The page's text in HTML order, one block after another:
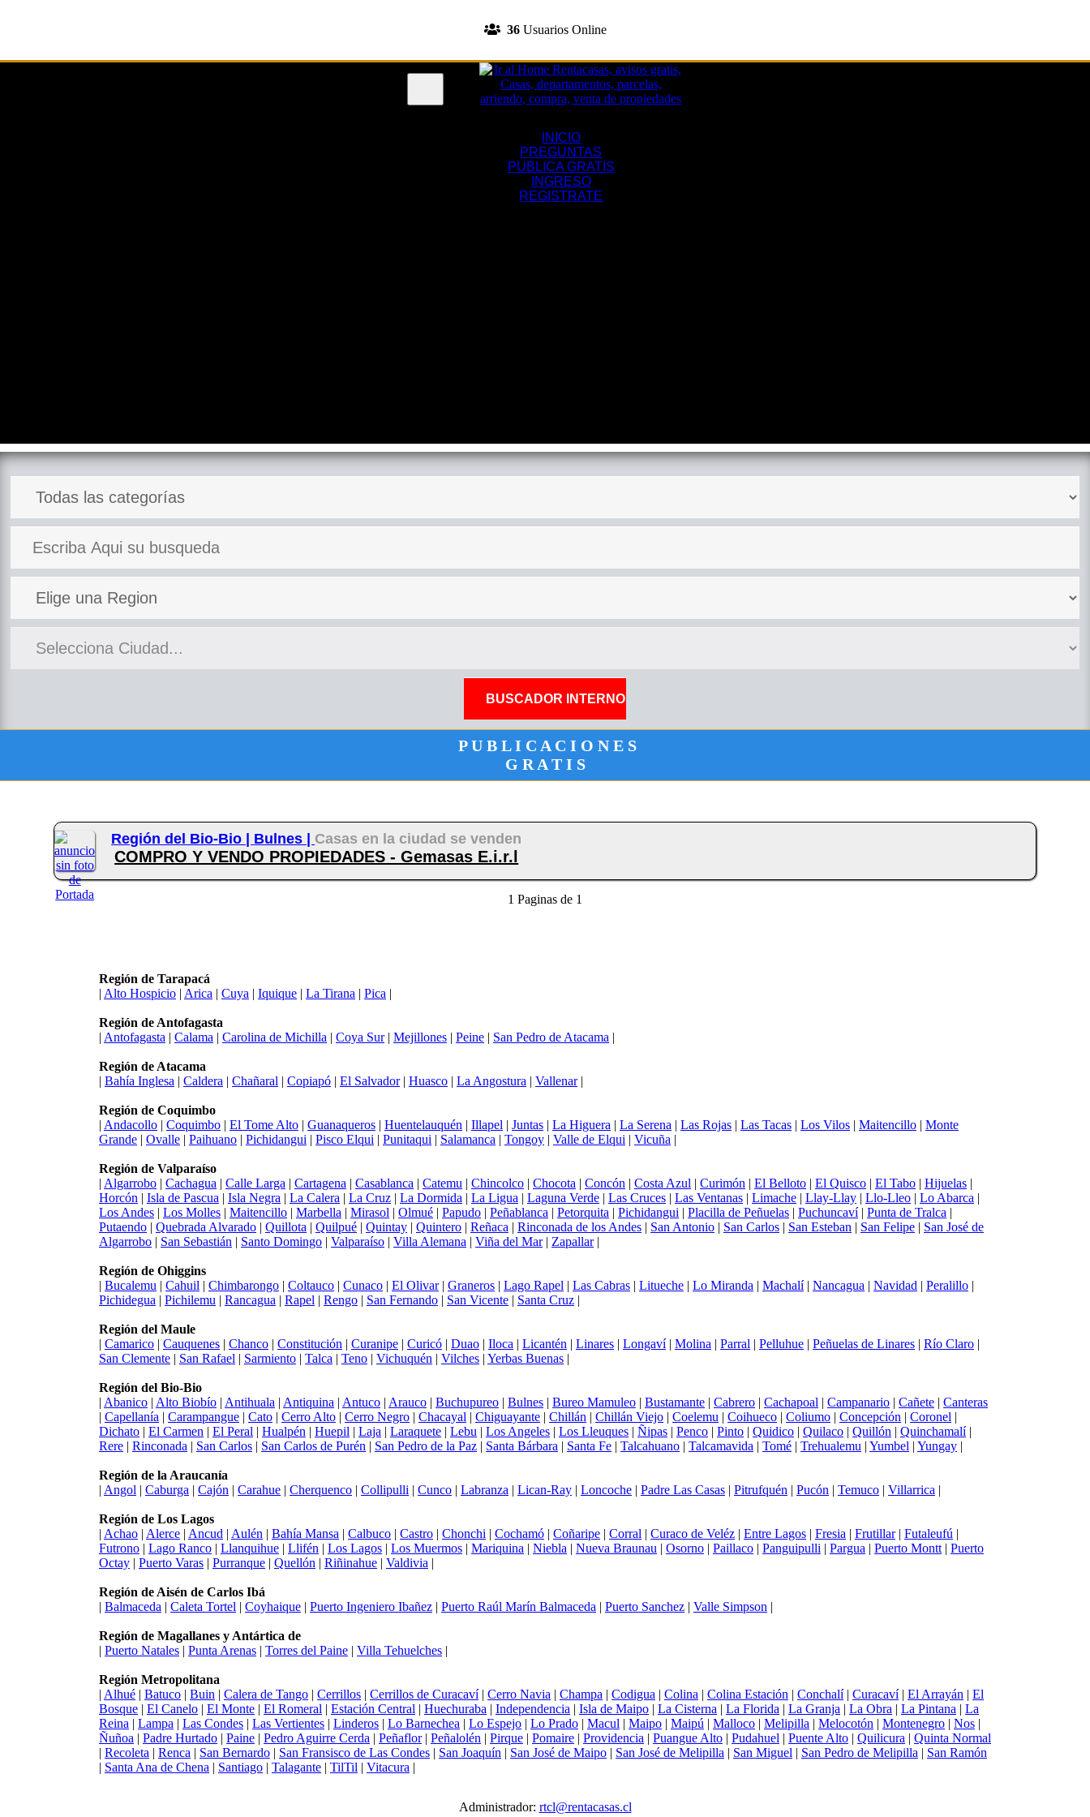
36Usuarios Online
INICIO
PREGUNTAS
PUBLICA GRATIS
INGRESO
REGISTRATE
P U B L I C A C I O N E S
G R A T I S
Región del Bio-Bio | Bulnes | Casas en la ciudad se venden
COMPRO Y VENDO PROPIEDADES - Gemasas E.i.r.l
1 Paginas de 1
Región de Tarapacá
| Alto Hospicio | Arica | Cuya | Iquique | La Tirana | Pica |
Región de Antofagasta
| Antofagasta | Calama | Carolina de Michilla | Coya Sur| Mejillones | Peine | San Pedro de Atacama |
Región de Atacama
| Bahía Inglesa | Caldera | Chañaral | Copiapó | El Salvador| Huasco | La Angostura | Vallenar|
Región de Coquimbo
| Andacollo | Coquimbo | El Tome Alto | Guanaqueros | Huentelauquén | Illapel | Juntas | La Higuera | La Serena | Las Rojas | Las Tacas | Los Vilos | Maitencillo | Monte
Grande | Ovalle | Paihuano | Pichidangui | Pisco Elqui | Punitaqui | Salamanca | Tongoy | Valle de Elqui | Vicuña |
Región de Valparaíso
| Algarrobo | Cachagua | Calle Larga | Cartagena | Casablanca | Catemu | Chincolco | Chocota | Concón | Costa Azul | Curimón | El Belloto | El Quisco | El Tabo | Hijuelas |
Horcón | Isla de Pascua | Isla Negra | La Calera | La Cruz | La Dormida | La Ligua | Laguna Verde | Las Cruces | Las Ventanas | Limache | Llay-Llay | Llo-Lleo | Lo Abarca |
Los Andes | Los Molles | Maitencillo | Marbella | Mirasol | Olmué | Papudo | Peñablanca | Petorquita | Pichidangui | Placilla de Peñuelas | Puchuncaví| Punta de Tralca |
Putaendo | Quebrada Alvarado | Quillota | Quilpué | Quintay | Quintero | Reñaca | Rinconada de los Andes | San Antonio | San Carlos | San Esteban | San Felipe | San José de
Algarrobo | San Sebastián | Santo Domingo | Valparaíso | Villa Alemana | Viña del Mar| Zapallar|
Región de Ohiggins
| Bucalemu | Cahuil | Chimbarongo | Coltauco | Cunaco | El Olivar| Graneros | Lago Rapel | Las Cabras | Litueche | Lo Miranda | Machalí| Nancagua | Navidad | Peralillo |
Pichidegua | Pichilemu | Rancagua | Rapel | Rengo | San Fernando | San Vicente | Santa Cruz |
Región del Maule
| Camarico | Cauquenes | Chanco | Constitución | Curanipe | Curicó | Duao | Iloca | Licantén | Linares | Longaví| Molina | Parral | Pelluhue | Peñuelas de Linares | Río Claro |
San Clemente | San Rafael | Sarmiento | Talca | Teno | Vichuquén | Vilches | Yerbas Buenas |
Región del Bio-Bio
| Abanico | Alto Biobío | Antihuala | Antiquina | Antuco | Arauco | Buchupureo | Bulnes | Bureo Mamuleo | Bustamante | Cabrero | Cachapoal | Campanario | Cañete | Canteras
| Capellanía | Carampangue | Cato | Cerro Alto | Cerro Negro | Chacayal | Chiguayante | Chillán | Chillán Viejo | Coelemu | Coihueco | Coliumo | Concepción | Coronel |
Dichato | El Carmen | El Peral | Hualpén | Huepil | Laja | Laraquete | Lebu | Los Angeles | Los Lleuques | Ñipas | Penco | Pinto | Quidico | Quilaco | Quillón | Quinchamalí|
Rere | Rinconada | San Carlos | San Carlos de Purén | San Pedro de la Paz | Santa Bárbara | Santa Fe | Talcahuano | Talcamavida | Tomé | Trehualemu | Yumbel | Yungay |
Región de la Araucanía
| Angol | Caburga | Cajón | Carahue | Cherquenco | Collipulli | Cunco | Labranza | Lican-Ray | Loncoche | Padre Las Casas | Pitrufquén | Pucón | Temuco | Villarrica |
Región de Los Lagos
| Achao | Alerce | Ancud | Aulén | Bahía Mansa | Calbuco | Castro | Chonchi | Cochamó | Coñaripe | Corral | Curaco de Veléz | Entre Lagos | Fresia | Frutillar| Futaleufú |
Futrono | Lago Ranco | Llanquihue | Llifén | Los Lagos | Los Muermos | Mariquina | Niebla | Nueva Braunau | Osorno | Paillaco | Panguipulli | Pargua | Puerto Montt | Puerto
Octay | Puerto Varas | Purranque | Quellón | Riñinahue | Valdivia |
Región de Aisén de Carlos Ibá
| Balmaceda | Caleta Tortel | Coyhaique | Puerto Ingeniero Ibañez | Puerto Raúl Marín Balmaceda | Puerto Sanchez | Valle Simpson |
Región de Magallanes y Antártica de
| Puerto Natales | Punta Arenas | Torres del Paine | Villa Tehuelches |
Región Metropolitana
| Alhué | Batuco | Buin | Calera de Tango | Cerrillos | Cerrillos de Curacaví| Cerro Navia | Champa | Codigua | Colina | Colina Estación | Conchalí| Curacaví| El Arrayán | El
Bosque | El Canelo | El Monte | El Romeral | Estación Central | Huechuraba | Independencia | Isla de Maipo | La Cisterna | La Florida | La Granja | La Obra | La Pintana | La
Reina | Lampa | Las Condes | Las Vertientes | Linderos | Lo Barnechea | Lo Espejo | Lo Prado | Macul | Maipo | Maipú | Malloco | Melipilla | Melocotón | Montenegro | Nos |
Ñuñoa | Padre Hurtado | Paine | Pedro Aguirre Cerda | Peñaflor| Peñalolén | Pirque | Pomaire | Providencia | Puangue Alto | Pudahuel | Puente Alto | Quilicura | Quinta Normal
| Recoleta | Renca | San Bernardo | San Fransisco de Las Condes | San Joaquín | San José de Maipo | San José de Melipilla | San Miguel | San Pedro de Melipilla | San Ramón
| Santa Ana de Chena | Santiago | Talagante | TilTil | Vitacura |
Administrador: rtcl@rentacasas.cl